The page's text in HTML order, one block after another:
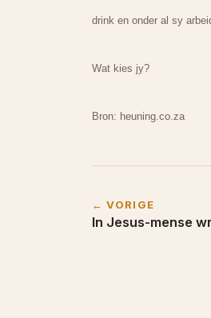
drink en onder al sy
Wat kies jy?
Bron: heuning.co.za
← VORIGE
In Jesus-mense